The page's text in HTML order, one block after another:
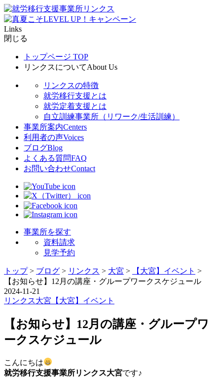
Links
閉じる
トップページ TOP
リンクスについてAbout Us
リンクスの特徴
就労移行支援とは
就労定着支援とは
自立訓練事業所（リワーク/生活訓練）
事業所案内Centers
利用者の声Voices
ブログBlog
よくある質問FAQ
お問い合わせContact
事業所を探す
資料請求
見学予約
トップ> ブログ > リンクス > 大宮 > 【大宮】イベント >
【お知らせ】12月の講座・グループワークスケジュール
2024-11-21
リンクス大宮 【大宮】イベント
【お知らせ】12月の講座・グループワ
ークスケジュール
こんにちは
就労移行支援事業所リンクス大宮です♪